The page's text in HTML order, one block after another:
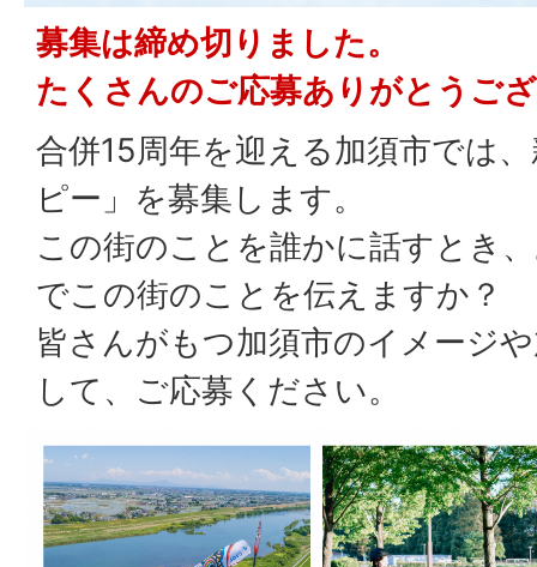
募集は締め切りました。
たくさんのご応募ありがとうご
合併15周年を迎える加須市では
ピー」を募集します。
この街のことを誰かに話すとき
でこの街のことを伝えますか？
皆さんがもつ加須市のイメージ
して、ご応募ください。